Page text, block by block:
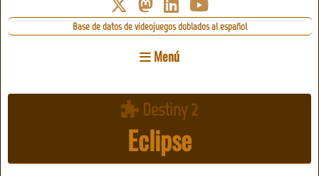
Base de datos de videojuegos doblados al español
Menú
Destiny 2
Eclipse